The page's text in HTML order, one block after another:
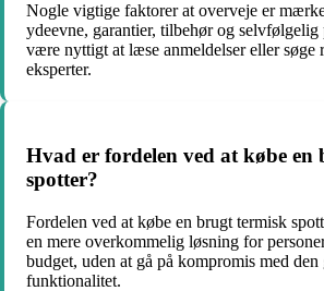
Nogle vigtige faktorer at overveje er
ydeevne, garantier, tilbehør og selvfølgelig
være nyttigt at læse anmeldelser eller søge
eksperter.
Hvad er fordelen ved at købe en
spotter?
Fordelen ved at købe en brugt termisk
en mere overkommelig løsning for
budget, uden at gå på kompromis med
funktionalitet.